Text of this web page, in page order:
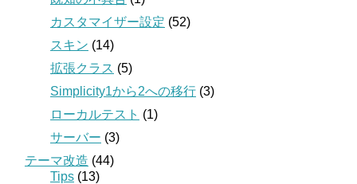
カスタマイザー設定 (52)
スキン (14)
拡張クラス (5)
Simplicity1から2への移行 (3)
ローカルテスト (1)
サーバー (3)
テーマ改造 (44)
Tips (13)